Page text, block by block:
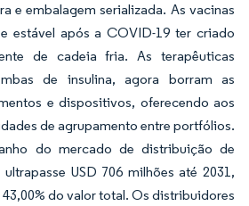
e embalagem serializada. As vacinas
estável após a COVID-19 ter criado
de cadeia fria. As terapêuticas
de insulina, agora borram as
e dispositivos, oferecendo aos
de agrupamento entre portfólios.
do mercado de distribuição de
USD 706 milhões até 2031,
do valor total. Os distribuidores